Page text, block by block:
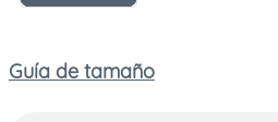
Guía de tamaño